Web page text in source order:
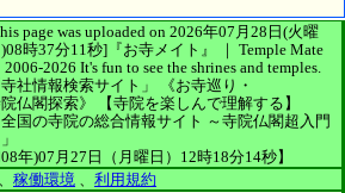
page was uploaded on 2026年07月28日(火曜
)08時37分11秒] 『お寺メイト』 ｜ Temple Mate
2006-2026 It's fun to see the shrines and temples.
寺社情報検索サイト」
《お寺巡り・
仏閣探索》
【寺院を楽しんで理解する】
全国の寺院の総合情報サイト ～寺院仏閣超入門
年)07月27日（月曜日）12時18分14秒】
、 稼働環境 、 利用規約